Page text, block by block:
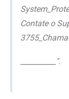
Contate o
__________".